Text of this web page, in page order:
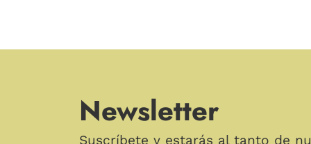
Newsletter
Suscríbete y estarás al tanto de